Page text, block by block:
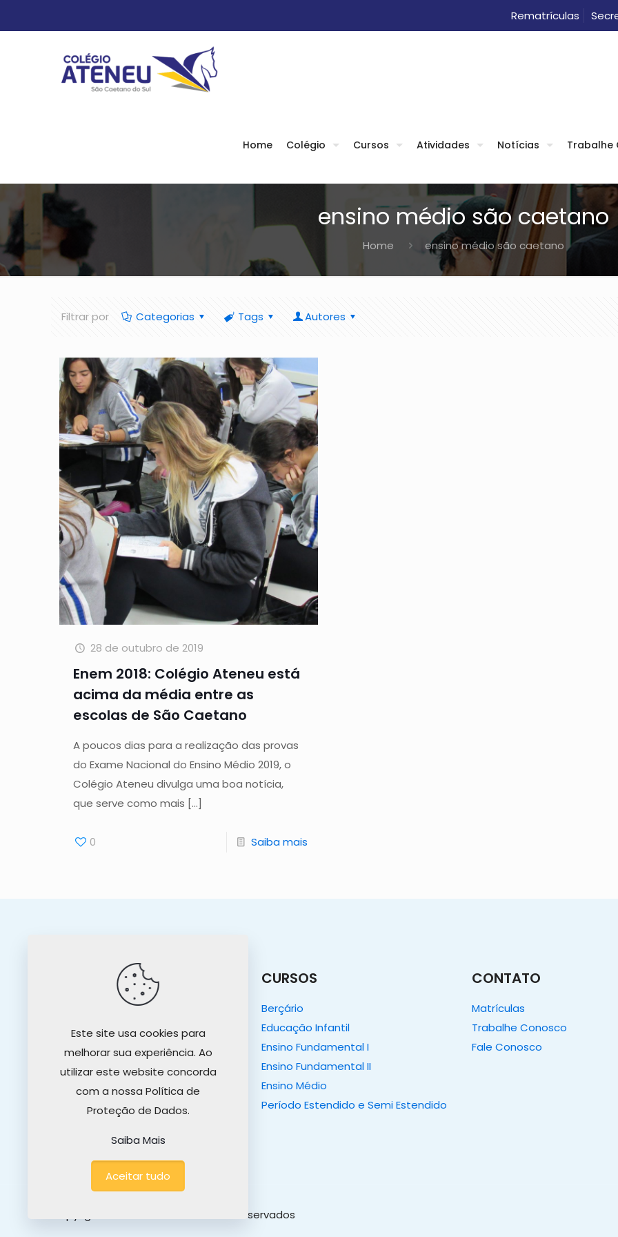
Rematrículas
Home Colégio Cursos Atividades Notícias Trabalhe
ensino médio são caetano
Home ensino médio são caetano
Filtrar por Categorias Tags Autores
28 de outubro de 2019
Enem 2018: Colégio Ateneu está
acima da média entre as
escolas de São Caetano
A poucos dias para a realização das provas
do Exame Nacional do Ensino Médio 2019, o
Colégio Ateneu divulga uma boa notícia,
que serve como mais […]
0 Saiba mais
O COLÉGIO
Nosso Propósito
Projeto Educativo
Tour Virtual
CURSOS
Berçário
Educação Infantil
Ensino Fundamental I
Ensino Fundamental II
Ensino Médio
Período Estendido e Semi Estendido
CONTATO
Matrículas
Trabalhe Conosco
Fale Conosco
Copyright© 2026 - Todos os diretos reservados
Este site usa cookies para
melhorar sua experiência. Ao
utilizar este website concorda
com a nossa Política de
Proteção de Dados.
Saiba Mais
Aceitar tudo